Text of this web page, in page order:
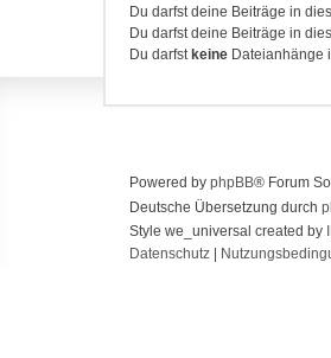
Du darfst deine Beiträge in
Du darfst deine Beiträge in
Du darfst keine Dateianhänge
Powered by phpBB® Forum
Deutsche Übersetzung durch
Style we_universal created by
Datenschutz